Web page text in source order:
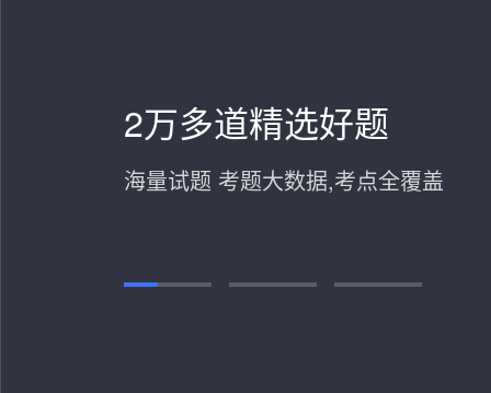
2万多道精选好题
海量试题 考题大数据,考点全覆盖